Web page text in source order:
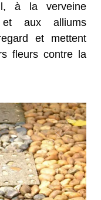
à la verveine
et aux alliums
et mettent
fleurs contre la